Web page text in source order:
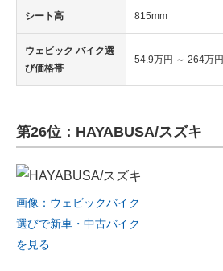
シート高 815mm
ウェビック バイク選
び価格帯
54.9万円 ～ 264万円
第26位：HAYABUSA/スズキ
画像：ウェビックバイク
選びで新車・中古バイク
を見る